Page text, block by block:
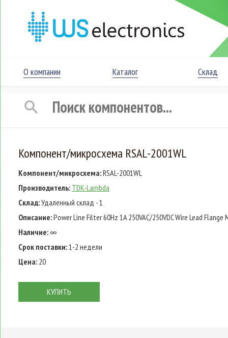
О компании Каталог Склад
Компонент/микросхема RSAL-2001WL
Компонент/микросхема:RSAL-2001WL
Производитель: TDK-Lambda
Склад:Удаленный склад - 1
Описание:Power Line Filter 60Hz 1A 250VAC/250VDC Wire Lead Flange
Наличие:∞
Срок поставки:1-2 недели
Цена: 20
КУПИТЬ